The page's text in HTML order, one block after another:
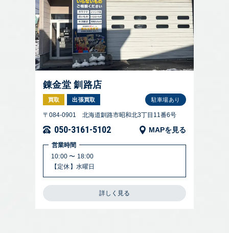
錬金堂 釧路店
買取 出張買取 駐車場あり
〒084-0901 北海道釧路市昭和北3丁目11番6号
050-3161-5102 MAPを見る
営業時間
10:00 〜 18:00
【定休】水曜日
詳しく見る